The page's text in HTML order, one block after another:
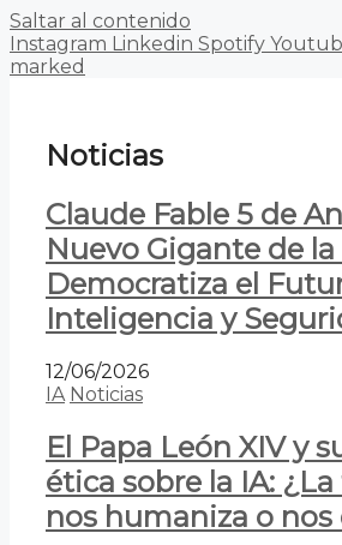
Saltar al contenido
Instagram Linkedin Spotify
marked
Noticias
Claude Fable 5 de
Nuevo Gigante de
Democratiza el
Inteligencia y
12/06/2026
IA Noticias
El Papa León XIV y
ética sobre la IA:
nos humaniza o